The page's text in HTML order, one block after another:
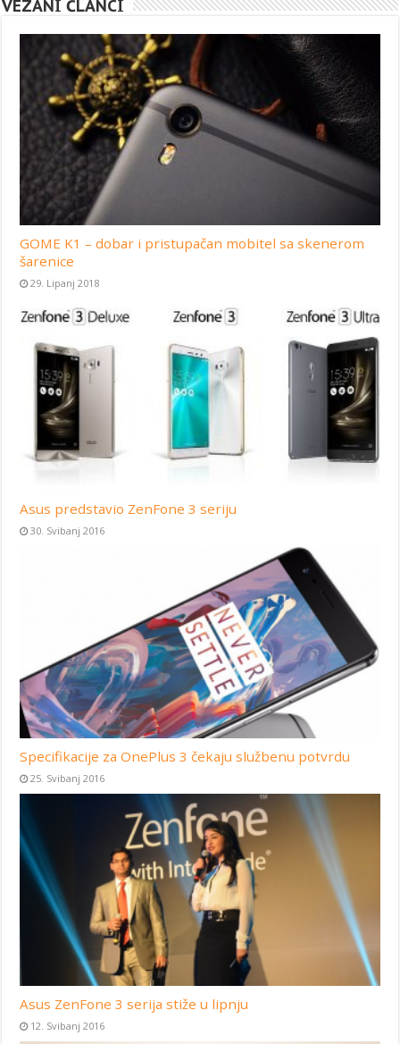
VEZANI ČLANCI
GOME K1 – dobar i pristupačan mobitel sa skenerom
šarenice
29. Lipanj 2018
Asus predstavio ZenFone 3 seriju
30. Svibanj 2016
Specifikacije za OnePlus 3 čekaju službenu potvrdu
25. Svibanj 2016
Asus ZenFone 3 serija stiže u lipnju
12. Svibanj 2016